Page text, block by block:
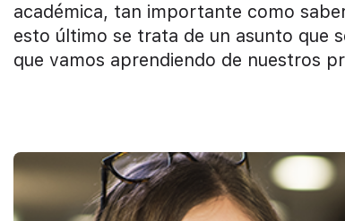
académica, tan importante como
esto último se trata de un asunto que
que vamos aprendiendo de nuestros